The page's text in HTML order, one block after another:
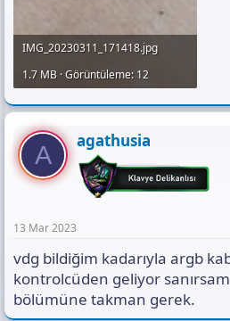
IMG_20230311_171418.jpg
1.7 MB · Görüntüleme: 12
A agathusia
13 Mar 2023
vdg bildiğim kadarıyla argb
kontrolcüden geliyor
bölümüne takman gerek.